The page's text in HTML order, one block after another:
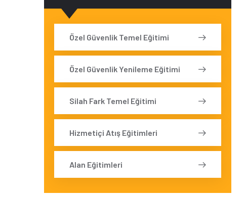
Özel Güvenlik Temel Eğitimi
Özel Güvenlik Yenileme Eğitimi
Silah Fark Temel Eğitimi
Hizmetiçi Atış Eğitimleri
Alan Eğitimleri